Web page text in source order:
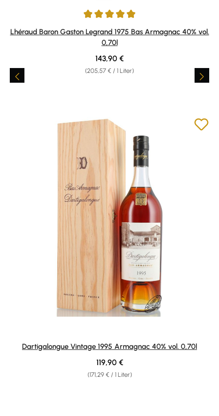
Durchschnittliche Bewertung von 5 von 5 Sternen
Lhéraud Baron Gaston Legrand 1975 Bas Armagnac 40% vol.
0,70l
(205,57 € / 1 Liter)
Regulärer Preis:
143,90 €
Dartigalongue Vintage 1995 Armagnac 40% vol. 0,70l
(171,29 € / 1 Liter)
Regulärer Preis:
119,90 €